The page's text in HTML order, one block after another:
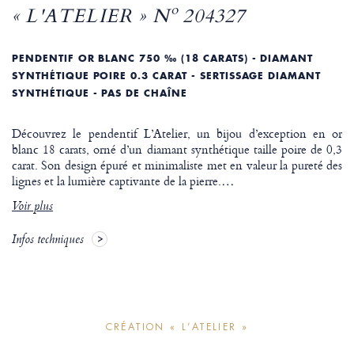
« L'ATELIER » Nº 204327
PENDENTIF OR BLANC 750 ‰ (18 CARATS) - DIAMANT
SYNTHÉTIQUE POIRE 0.3 CARAT - SERTISSAGE DIAMANT
SYNTHÉTIQUE - PAS DE CHAÎNE
Découvrez le pendentif L’Atelier, un bijou d’exception en or
blanc 18 carats, orné d’un diamant synthétique taille poire de 0,3
carat. Son design épuré et minimaliste met en valeur la pureté des
lignes et la lumière captivante de la pierre.…
Voir plus
Infos techniques
CRÉATION « L’ATELIER »